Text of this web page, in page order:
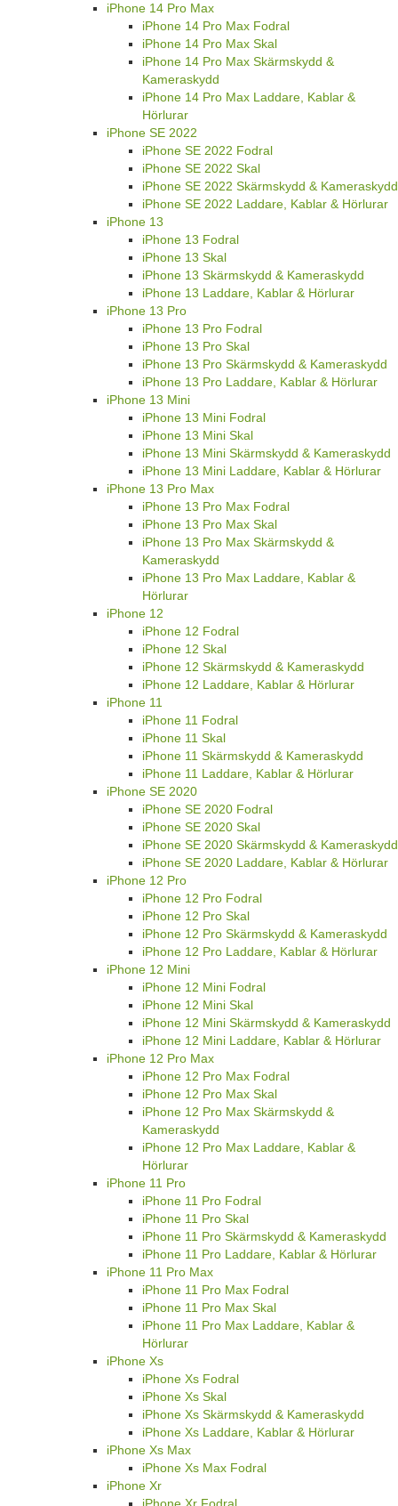
iPhone 14 Pro Max
iPhone 14 Pro Max Fodral
iPhone 14 Pro Max Skal
iPhone 14 Pro Max Skärmskydd &
Kameraskydd
iPhone 14 Pro Max Laddare, Kablar &
Hörlurar
iPhone SE 2022
iPhone SE 2022 Fodral
iPhone SE 2022 Skal
iPhone SE 2022 Skärmskydd & Kameraskydd
iPhone SE 2022 Laddare, Kablar & Hörlurar
iPhone 13
iPhone 13 Fodral
iPhone 13 Skal
iPhone 13 Skärmskydd & Kameraskydd
iPhone 13 Laddare, Kablar & Hörlurar
iPhone 13 Pro
iPhone 13 Pro Fodral
iPhone 13 Pro Skal
iPhone 13 Pro Skärmskydd & Kameraskydd
iPhone 13 Pro Laddare, Kablar & Hörlurar
iPhone 13 Mini
iPhone 13 Mini Fodral
iPhone 13 Mini Skal
iPhone 13 Mini Skärmskydd & Kameraskydd
iPhone 13 Mini Laddare, Kablar & Hörlurar
iPhone 13 Pro Max
iPhone 13 Pro Max Fodral
iPhone 13 Pro Max Skal
iPhone 13 Pro Max Skärmskydd &
Kameraskydd
iPhone 13 Pro Max Laddare, Kablar &
Hörlurar
iPhone 12
iPhone 12 Fodral
iPhone 12 Skal
iPhone 12 Skärmskydd & Kameraskydd
iPhone 12 Laddare, Kablar & Hörlurar
iPhone 11
iPhone 11 Fodral
iPhone 11 Skal
iPhone 11 Skärmskydd & Kameraskydd
iPhone 11 Laddare, Kablar & Hörlurar
iPhone SE 2020
iPhone SE 2020 Fodral
iPhone SE 2020 Skal
iPhone SE 2020 Skärmskydd & Kameraskydd
iPhone SE 2020 Laddare, Kablar & Hörlurar
iPhone 12 Pro
iPhone 12 Pro Fodral
iPhone 12 Pro Skal
iPhone 12 Pro Skärmskydd & Kameraskydd
iPhone 12 Pro Laddare, Kablar & Hörlurar
iPhone 12 Mini
iPhone 12 Mini Fodral
iPhone 12 Mini Skal
iPhone 12 Mini Skärmskydd & Kameraskydd
iPhone 12 Mini Laddare, Kablar & Hörlurar
iPhone 12 Pro Max
iPhone 12 Pro Max Fodral
iPhone 12 Pro Max Skal
iPhone 12 Pro Max Skärmskydd &
Kameraskydd
iPhone 12 Pro Max Laddare, Kablar &
Hörlurar
iPhone 11 Pro
iPhone 11 Pro Fodral
iPhone 11 Pro Skal
iPhone 11 Pro Skärmskydd & Kameraskydd
iPhone 11 Pro Laddare, Kablar & Hörlurar
iPhone 11 Pro Max
iPhone 11 Pro Max Fodral
iPhone 11 Pro Max Skal
iPhone 11 Pro Max Laddare, Kablar &
Hörlurar
iPhone Xs
iPhone Xs Fodral
iPhone Xs Skal
iPhone Xs Skärmskydd & Kameraskydd
iPhone Xs Laddare, Kablar & Hörlurar
iPhone Xs Max
iPhone Xs Max Fodral
iPhone Xr